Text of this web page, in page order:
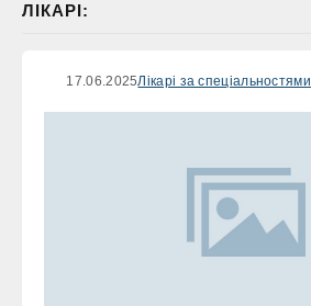
ЛІКАРІ:
17.06.2025Лікарі за спеціальностями